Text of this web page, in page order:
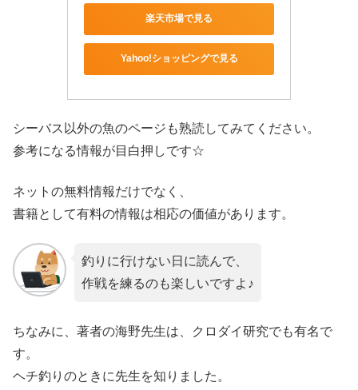
楽天市場で見る
Yahoo!ショッピングで見る
シーバス以外の魚のページも熟読してみてください。
参考になる情報が目白押しです☆
ネットの無料情報だけでなく、
書籍として有料の情報は相応の価値があります。
釣りに行けない日に読んで、
作戦を練るのも楽しいですよ♪
ちなみに、著者の海野先生は、クロダイ研究でも有名で
す。
ヘチ釣りのときに先生を知りました。